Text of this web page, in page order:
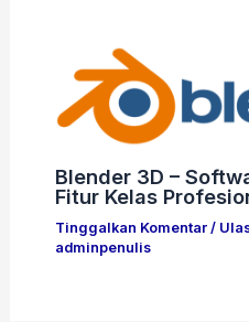
Blender 3D –
Fitur Kelas
Tinggalkan Komentar /
adminpenulis